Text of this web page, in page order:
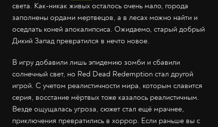
света. Как-никак живых осталось очень мало, города
заполнены ордами мертвецов, а в лесах можно найти и
оседлать коней апокалипсиса. Ожидаемо, старый добрый
Дикий Запад превратился в нечто новое.
В игру добавили лишь эпидемию зомби и сбавили
солнечный свет, но Red Dead Redemption стал другой
игрой. С учетом реалистичности мира, которым славится
серия, восстание мёртвых тоже казалось реалистичным.
Везде ощущалась угроза, сюжет стал ещё мрачнее,
приключения превратились в хоррор. Если раньше вы с